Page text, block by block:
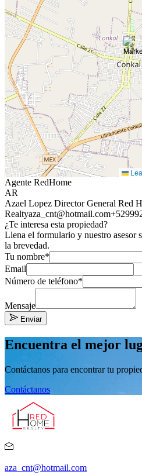
Agente RedHome
AR
Azael Lopez Director General Red
Realtyaza_cnt@hotmail.com
¿Te interesa esta propiedad?
Llena el formulario y nuestro asesor
la brevedad.
Tu nombre*
Email
Número de teléfono*
Mensaje
Enviar
Encuentra el mejor
Contáctanos para encontrar tu
Contáctanos
aza_cnt@hotmail.com